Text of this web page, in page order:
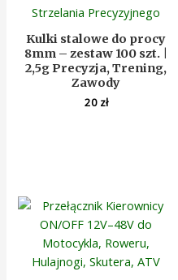
Kulki stalowe do procy
8mm – zestaw 100 szt. |
2,5g Precyzja, Trening,
Zawody
20 zł